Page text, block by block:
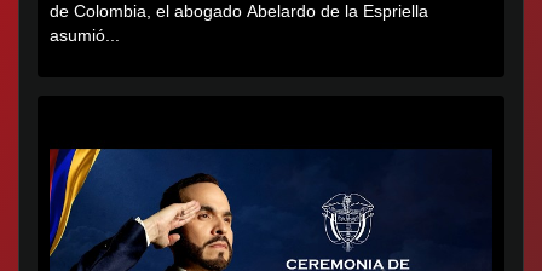
de Colombia, el abogado Abelardo de la Espriella
asumió...